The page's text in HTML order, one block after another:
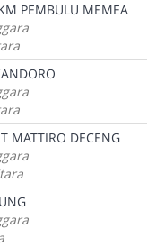
PEMBULU MEMEA
MATTIRO DECENG